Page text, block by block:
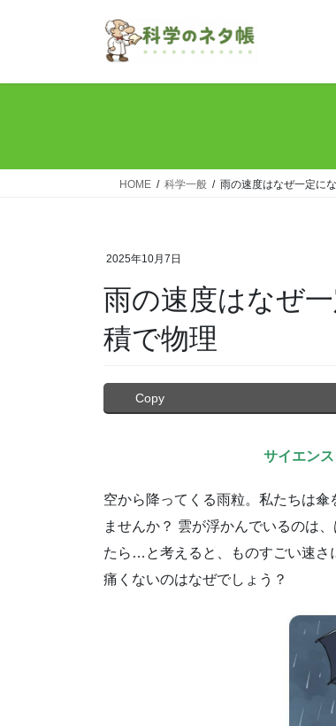
HOME 科学一般 雨の速度はなぜ一定に
2025年10月7日
雨の速度はなぜ
積で物理
Copy
サイエン
空から降ってくる雨粒。私たちは
ませんか？ 雲が浮かんでいるのは
たら…と考えると、ものすごい速さ
痛くないのはなぜでしょう？